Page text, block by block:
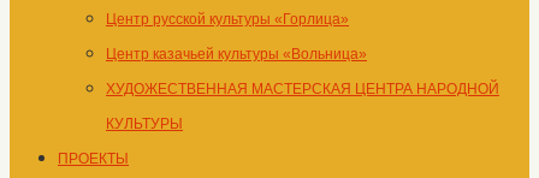
Центр русской культуры «Горлица»
Центр казачьей культуры «Вольница»
ХУДОЖЕСТВЕННАЯ МАСТЕРСКАЯ ЦЕНТРА НАРОДНОЙ
КУЛЬТУРЫ
ПРОЕКТЫ